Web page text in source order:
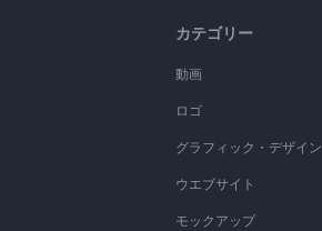
カテゴリー
動画
ロゴ
グラフィック・デザイン
ウエブサイト
モックアップ